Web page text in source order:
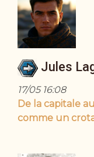
Jules
17/05 16:08
De la capitale
comme un